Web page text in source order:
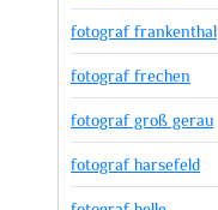
fotograf frankenthal
fotograf frechen
fotograf groß gerau
fotograf harsefeld